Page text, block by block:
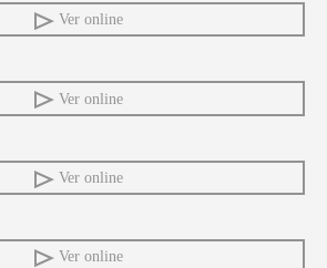
Ver online
Ver online
Ver online
Ver online